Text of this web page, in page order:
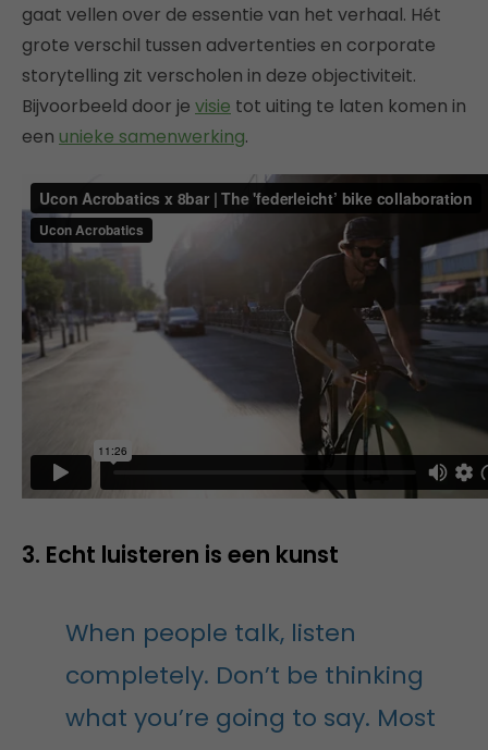
gaat vellen over de essentie van het verhaal. Hét
grote verschil tussen advertenties en corporate
storytelling zit verscholen in deze objectiviteit.
Bijvoorbeeld door je visie tot uiting te laten komen in
een unieke samenwerking.
3. Echt luisteren is een kunst
When people talk, listen
completely. Don’t be thinking
what you’re going to say. Most